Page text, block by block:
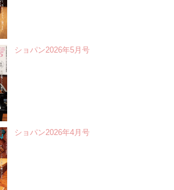
ショパン2026年5月号
ショパン2026年4月号